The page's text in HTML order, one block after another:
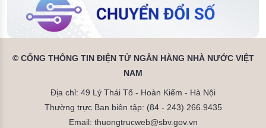
© CỔNG THÔNG TIN ĐIỆN TỬ NGÂN HÀNG NHÀ NƯỚC VIỆT
NAM
Địa chỉ: 49 Lý Thái Tổ - Hoàn Kiếm - Hà Nội
Thường trực Ban biên tập: (84 - 243) 266.9435
Email: thuongtrucweb@sbv.gov.vn